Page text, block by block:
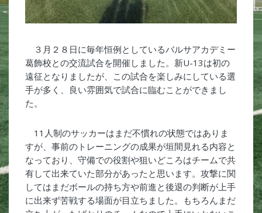
３月２８日に毎年恒例としているバルサアカデミー
葛飾校との交流試合を開催しました。新U-13は初の
遠征となりましたが、この試合を楽しみにしている選
手が多く、良い雰囲気で試合に臨むことができまし
た。
11人制のサッカーはまだ不慣れの状態ではありま
すが、事前のトレーニングの成果が垣間見れる内容と
なっており、守備での役割や狙いどころはチームで共
有して出来ていた部分があったと思います。攻撃に関
してはまだボールの持ち方や前進と後退の判断が上手
に出来ず苦戦する場面が目立ちました。もちろんまだ